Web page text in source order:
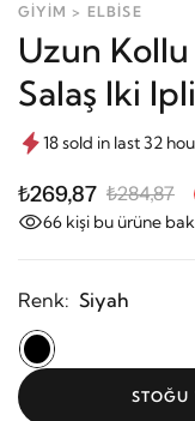
GİYİM > ELBİSE
Uzun Kollu
Salaş Iki
18 sold in last 32
₺269,87 ₺284,87
66 kişi bu ürüne
Renk: Siyah